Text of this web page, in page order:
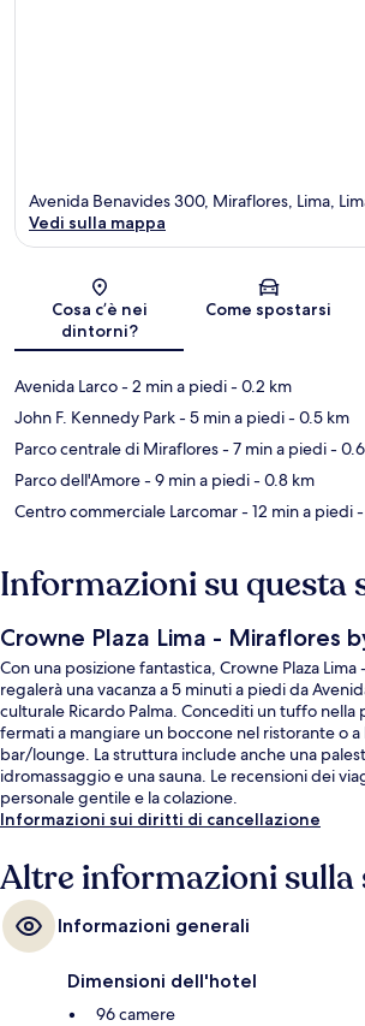
Mappa
Avenida Benavides 300, Miraflores, Lima,
Vedi sulla mappa
Cosa c’è nei
dintorni?
Come spostarsi
Avenida Larco- 2 min a piedi- 0.2 km
John F. Kennedy Park- 5 min a piedi- 0.5 km
Parco centrale di Miraflores- 7 min a piedi-
Parco dell'Amore- 9 min a piedi- 0.8 km
Centro commerciale Larcomar- 12 min a piedi-
Informazioni su questa
Crowne Plaza Lima - Miraflores
Con una posizione fantastica, Crowne Plaza
regalerà una vacanza a 5 minuti a piedi da
culturale Ricardo Palma. Concediti un tuffo nella
fermati a mangiare un boccone nel ristorante o
bar/lounge. La struttura include anche una
idromassaggio e una sauna. Le recensioni dei
personale gentile e la colazione.
Informazioni sui diritti di cancellazione
Altre informazioni
Informazioni generali
Dimensioni dell'hotel
96 camere